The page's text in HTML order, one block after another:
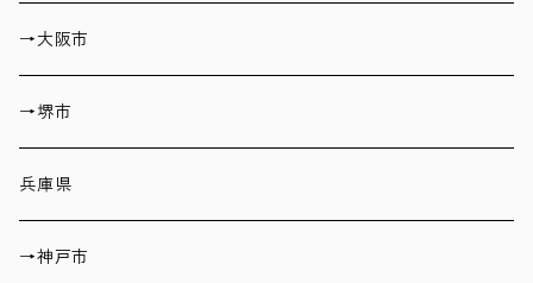
→大阪市
→堺市
兵庫県
→神戸市